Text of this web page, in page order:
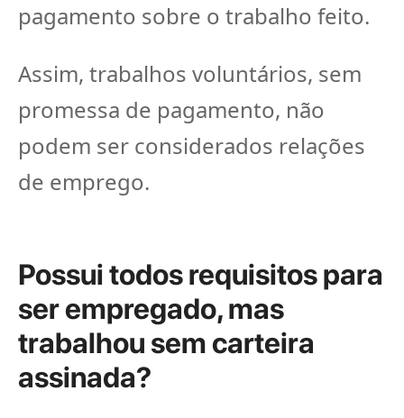
pagamento sobre o trabalho feito.
Assim, trabalhos voluntários, sem
promessa de pagamento, não
podem ser considerados relações
de emprego.
Possui todos requisitos para
ser empregado, mas
trabalhou sem carteira
assinada?